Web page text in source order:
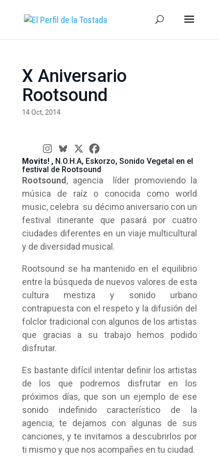
X Aniversario
Rootsound
14 Oct, 2014
Movits! , N.O.H.A, Eskorzo, Sonido Vegetal en el
festival de Rootsound
Rootsound , agencia líder promoviendo la
música de raíz o conocida como world
music, celebra su décimo aniversario con un
festival itinerante que pasará por cuatro
ciudades diferentes en un viaje multicultural
y de diversidad musical.
Rootsound se ha mantenido en el equilibrio
entre la búsqueda de nuevos valores de esta
cultura mestiza y sonido urbano
contrapuesta con el respeto y la difusión del
folclor tradicional con algunos de los artistas
que gracias a su trabajo hemos podido
disfrutar.
Es bastante difícil intentar definir los artistas
de los que podremos disfrutar en los
próximos días, que son un ejemplo de ese
sonido indefinido característico de la
agencia, te dejamos con algunas de sus
canciones, y te invitamos a descubrirlos por
ti mismo y que nos acompañes en tu ciudad.